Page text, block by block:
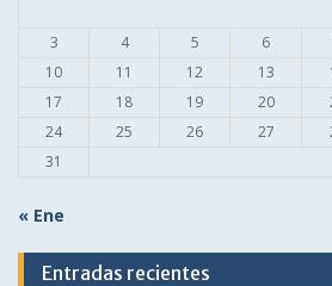
3
4 5 6
10
11 12 13
17
18 19 20
24
25 26 27
31
« Ene
Entradas recientes